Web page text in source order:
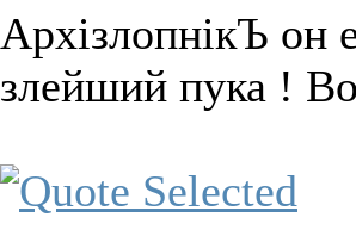
АрхізлопнікЪ он
злейший пука !